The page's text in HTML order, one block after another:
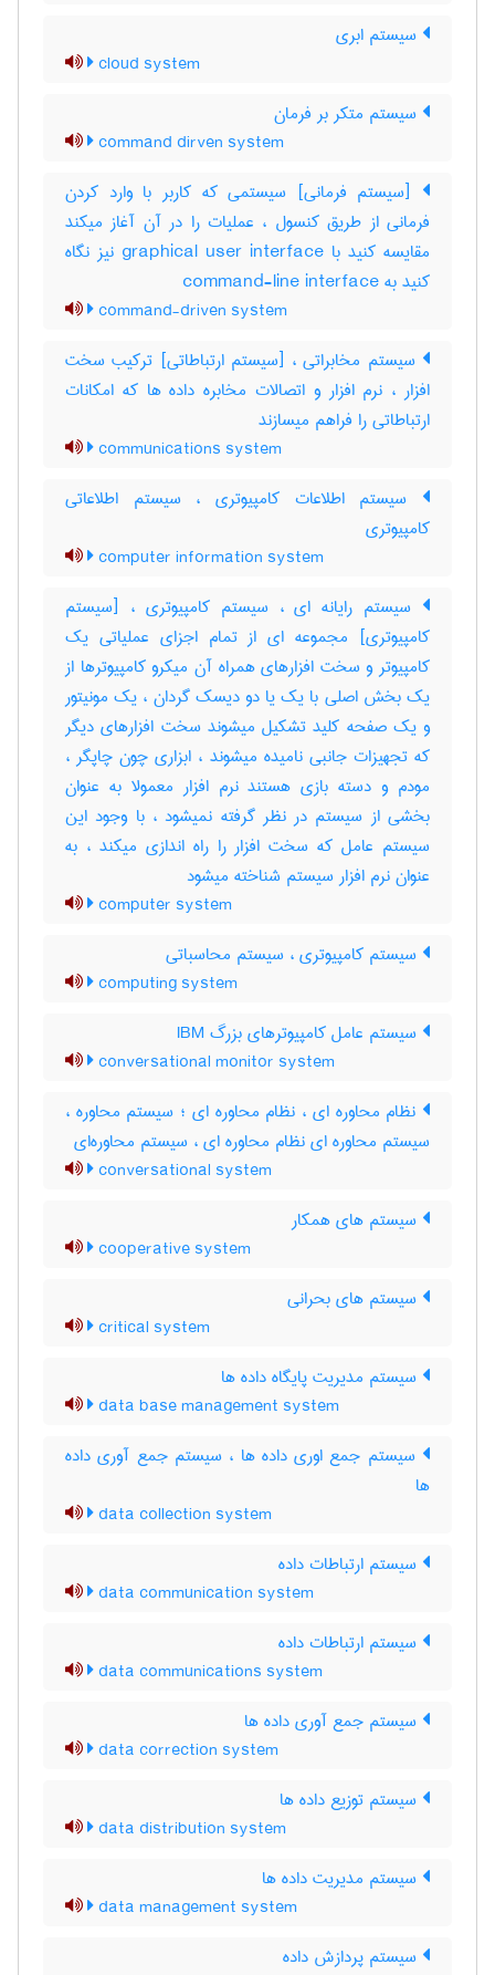
سیستم ابری
cloud system
سیستم متکر بر فرمان
command dirven system
[سیستم فرمانی] سیستمی که کاربر با وارد کردن
فرمانی از طریق کنسول ، عملیات را در آن آغاز میکند
مقایسه کنید با ‎graphical user interface نیز نگاه
کنید به ‎ command-line interface
command-driven system
سیستم مخابراتی ، [سیستم ارتباطاتی] ترکیب سخت
افزار ، نرم افزار و اتصالات مخابره داده ها که امکانات
ارتباطاتی را فراهم میسازند
communications system
سیستم اطلاعات کامپیوتری ، سیستم اطلاعاتی
کامپیوتری
computer information system
سیستم رایانه ای ، سیستم کامپیوتری ، [سیستم
کامپیوتری] مجموعه ای از تمام اجزای عملیاتی یک
کامپیوتر و سخت افزارهای همراه آن میکرو کامپیوترها از
یک بخش اصلی با یک یا دو دیسک گردان ، یک مونیتور
و یک صفحه کلید تشکیل میشوند سخت افزارهای دیگر
که تجهیزات جانبی نامیده میشوند ، ابزاری چون چاپگر ،
مودم و دسته بازی هستند نرم افزار معمولا به عنوان
بخشی از سیستم در نظر گرفته نمیشود ، با وجود این
سیستم عامل که سخت افزار را راه اندازی میکند ، به
عنوان نرم افزار سیستم شناخته میشود
computer system
سیستم کامپیوتری ، سیستم محاسباتی
computing system
سیستم عامل کامپیوترهای بزرگ IBM
conversational monitor system
نظام محاوره ای ، نظام محاوره ای ؛ سیستم محاوره ،
سیستم محاوره ای نظام محاوره ای ، سیستم محاوره‌ای
conversational system
سیستم های همکار
cooperative system
سیستم های بحرانی
critical system
سیستم مدیریت پایگاه داده ها
data base management system
سیستم جمع اوری داده ها ، سیستم جمع آوری داده
ها
data collection system
سیستم ارتباطات داده
data communication system
سیستم ارتباطات داده
data communications system
سیستم جمع آوری داده ها
data correction system
سیستم توزیع داده ها
data distribution system
سیستم مدیریت داده ها
data management system
سیستم پردازش داده